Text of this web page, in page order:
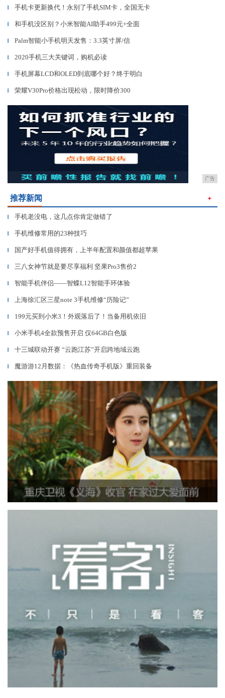
▎ 手机卡更新换代！永别了手机SIM卡，全国无卡
▎ 和手机没区别？小米智能AI助手499元+全面
▎ Palm智能小手机明天发售：3.3英寸屏/信
▎ 2020手机三大关键词，购机必读
▎ 手机屏幕LCD和OLED到底哪个好？终于明白
▎ 荣耀V30Pro价格出现松动，限时降价300
广告
推荐新闻 ＋
▎ 手机老没电，这几点你肯定做错了
▎ 手机维修常用的23种技巧
▎ 国产好手机值得拥有，上半年配置和颜值都超苹果
▎ 三八女神节就是要尽享福利 坚果Pro3售价2
▎ 智能手机伴侣——智蝶L12智能手环体验
▎ 上海徐汇区三星note 3手机维修“历险记”
▎ 199元买到小米3！外观落后了！当备用机依旧
▎ 小米手机4全款预售开启 仅64GB白色版
▎ 十三城联动开赛 “云跑江苏”开启跨地域云跑
▎ 魔游游12月数据：《热血传奇手机版》重回装备